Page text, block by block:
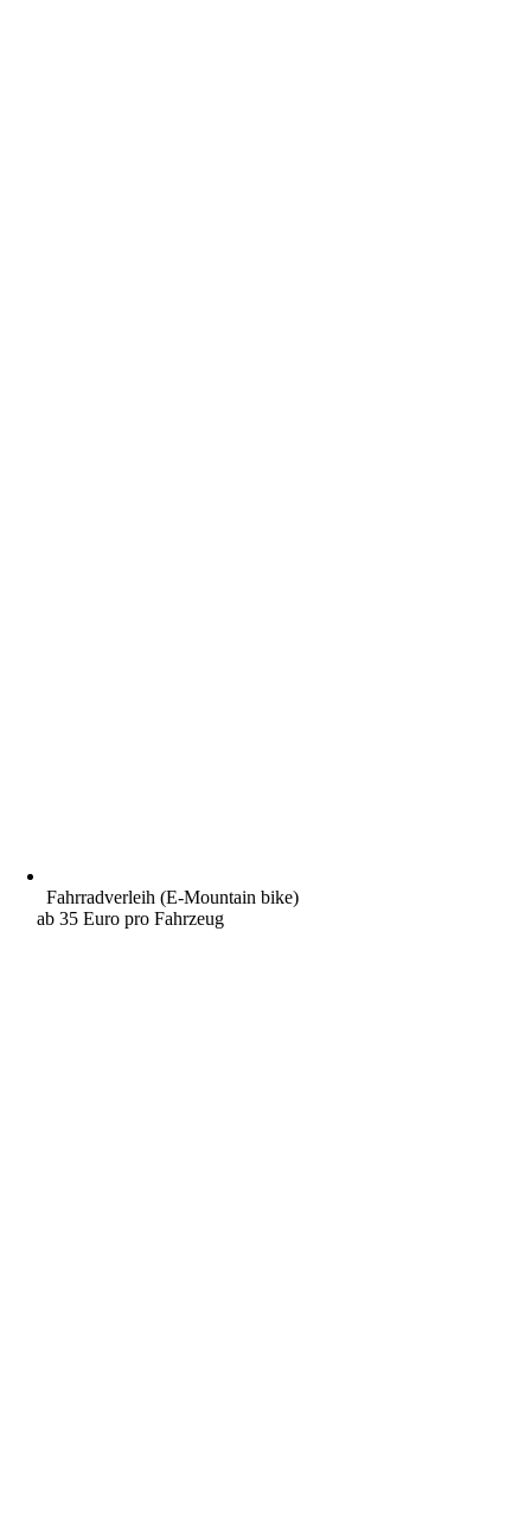
Fahrradverleih (E-Mountain bike)
ab 35 Euro pro Fahrzeug